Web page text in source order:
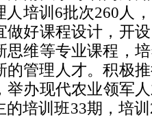
培训6批次260人
做好课程设计，开
思维等专业课程，
的管理人才。积极
举办现代农业领军
培训班33期，培